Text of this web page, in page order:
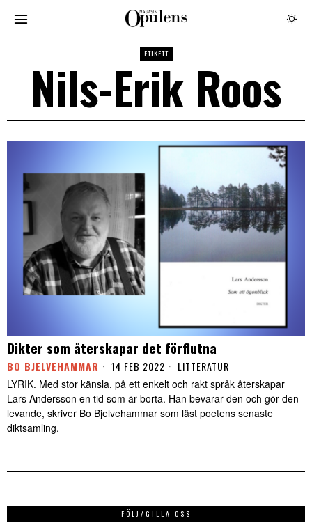
ETIKETT
Nils-Erik Roos
Dikter som återskapar det förflutna
BO BJELVEHAMMAR 14 FEB 2022 LITTERATUR
LYRIK. Med stor känsla, på ett enkelt och rakt språk återskapar
Lars Andersson en tid som är borta. Han bevarar den och gör den
levande, skriver Bo Bjelvehammar som läst poetens senaste
diktsamling.
FÖLJ/GILLA OSS